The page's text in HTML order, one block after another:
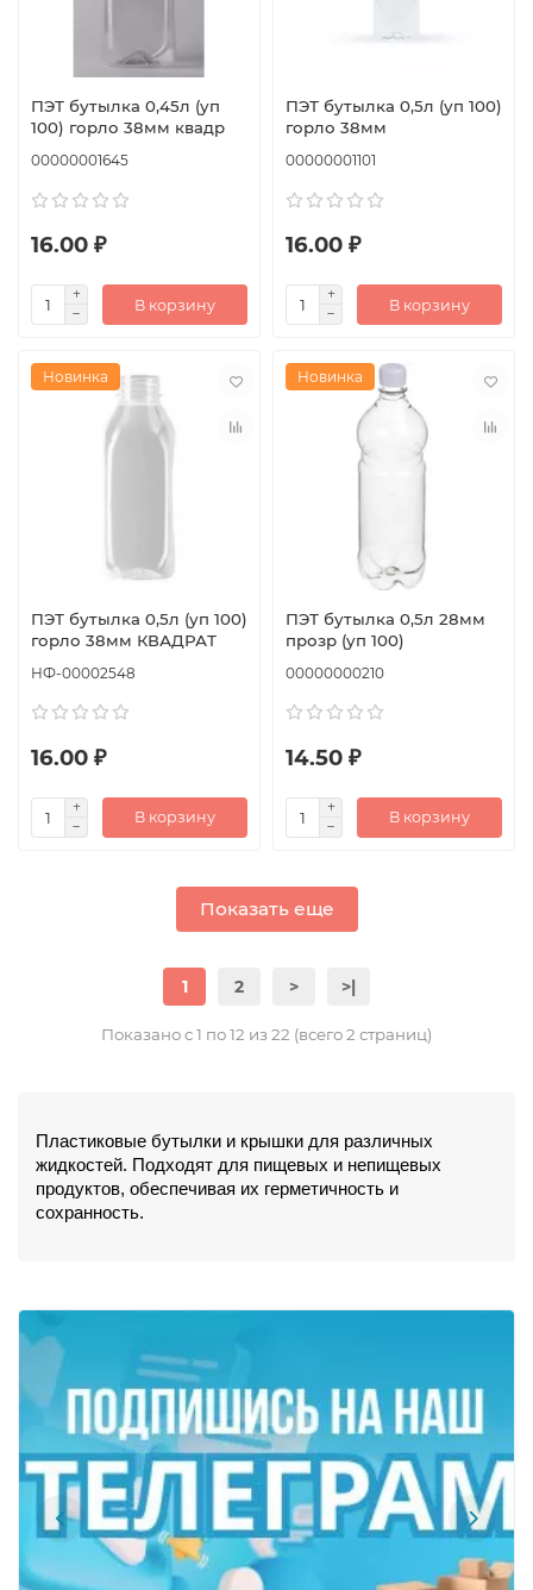
ПЭТ бутылка 0,45л (уп
100) горло 38мм квадр
00000001645
16.00 ₽
В корзину
ПЭТ бутылка 0,5л (уп 100)
горло 38мм
00000001101
16.00 ₽
В корзину
Новинка
ПЭТ бутылка 0,5л (уп 100)
горло 38мм КВАДРАТ
НФ-00002548
16.00 ₽
В корзину
Новинка
ПЭТ бутылка 0,5л 28мм
прозр (уп 100)
00000000210
14.50 ₽
В корзину
Показать еще
1 2 > >|
Показано с 1 по 12 из 22 (всего 2 страниц)
Пластиковые бутылки и крышки для различных
жидкостей. Подходят для пищевых и непищевых
продуктов, обеспечивая их герметичность и
сохранность.